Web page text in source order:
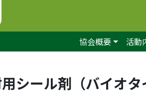
協会概要 活動
ール剤（バイオタ